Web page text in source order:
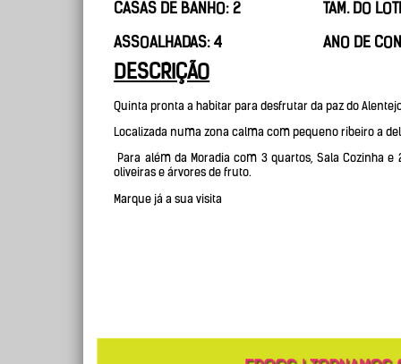
CASAS DE BANHO: 2
ASSOALHADAS: 4
TAM. DO
ANO DE
DESCRIÇÃO
Quinta pronta a habitar para desfrutar da paz do
Localizada numa zona calma com pequeno ribeiro a
Para além da Moradia com 3 quartos, Sala Cozinha
oliveiras e árvores de fruto.
Marque já a sua visita